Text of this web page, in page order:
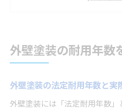
外壁塗装の耐用年数
船橋市で外壁塗装が長持
船橋市の気候が外壁
外壁塗装の耐用年数
外壁塗装の法定耐用年数と実
外壁塗装には「法定耐用年数